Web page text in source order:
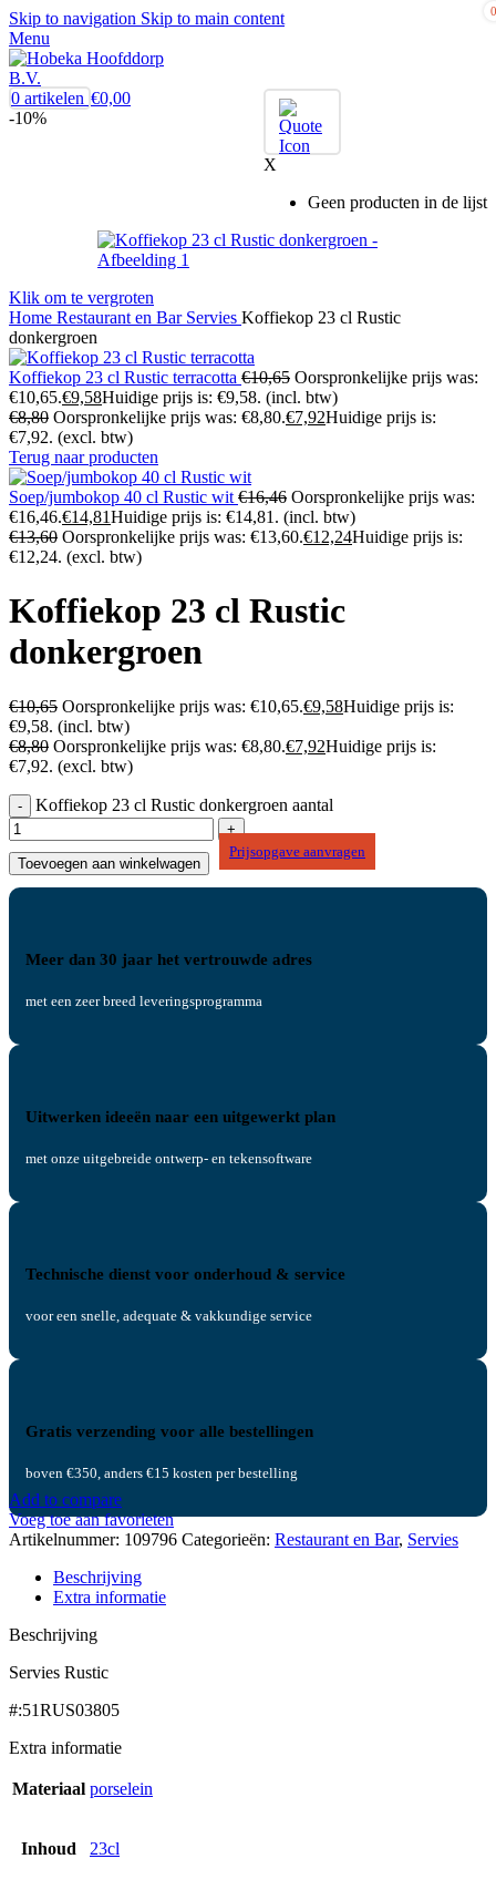
Skip to navigation Skip to main content
Menu
0
X
Geen producten in de lijst
0 artikelen €0,00
-10%
Klik om te vergroten
Home Restaurant en Bar Servies Koffiekop 23 cl Rustic
donkergroen
Koffiekop 23 cl Rustic terracotta €10,65 Oorspronkelijke prijs was:
€10,65.€9,58Huidige prijs is: €9,58. (incl. btw)
€8,80 Oorspronkelijke prijs was: €8,80.€7,92Huidige prijs is:
€7,92. (excl. btw)
Terug naar producten
Soep/jumbokop 40 cl Rustic wit €16,46 Oorspronkelijke prijs was:
€16,46.€14,81Huidige prijs is: €14,81. (incl. btw)
€13,60 Oorspronkelijke prijs was: €13,60.€12,24Huidige prijs is:
€12,24. (excl. btw)
Koffiekop 23 cl Rustic
donkergroen
€10,65 Oorspronkelijke prijs was: €10,65.€9,58Huidige prijs is:
€9,58. (incl. btw)
€8,80 Oorspronkelijke prijs was: €8,80.€7,92Huidige prijs is:
€7,92. (excl. btw)
Koffiekop 23 cl Rustic donkergroen aantal
Toevoegen aan winkelwagen
Prijsopgave aanvragen
Meer dan 30 jaar het vertrouwde adres
met een zeer breed leveringsprogramma
Uitwerken ideeën naar een uitgewerkt plan
met onze uitgebreide ontwerp- en tekensoftware
Technische dienst voor onderhoud & service
voor een snelle, adequate & vakkundige service
Gratis verzending voor alle bestellingen
boven €350, anders €15 kosten per bestelling
Add to compare
Voeg toe aan favorieten
Artikelnummer: 109796 Categorieën: Restaurant en Bar, Servies
Beschrijving
Extra informatie
Beschrijving
Servies Rustic
#:51RUS03805
Extra informatie
Materiaal porselein
Inhoud 23cl